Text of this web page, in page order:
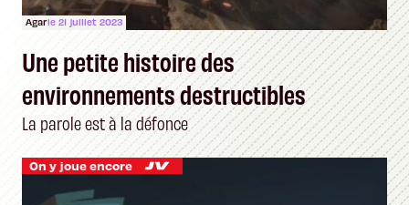
Agarle 21 juillet 2023
Une petite histoire des
environnements destructibles
La parole est à la défonce
On y joue encore